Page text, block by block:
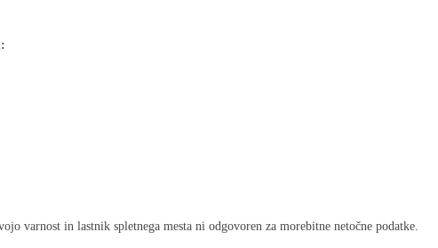
varnost in lastnik spletnega mesta ni odgovoren za morebitne netočne podatke.